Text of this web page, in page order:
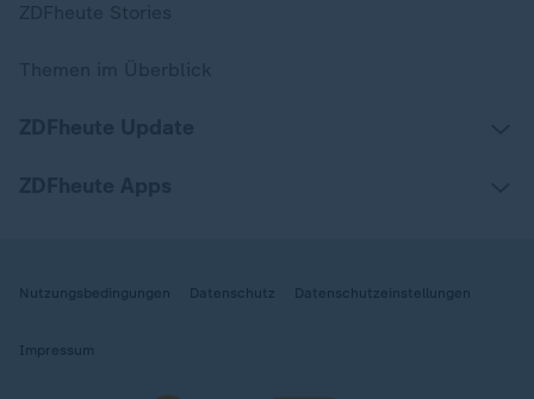
Nutzungsbedingungen Datenschutz Datenschutzeinstellungen
Impressum